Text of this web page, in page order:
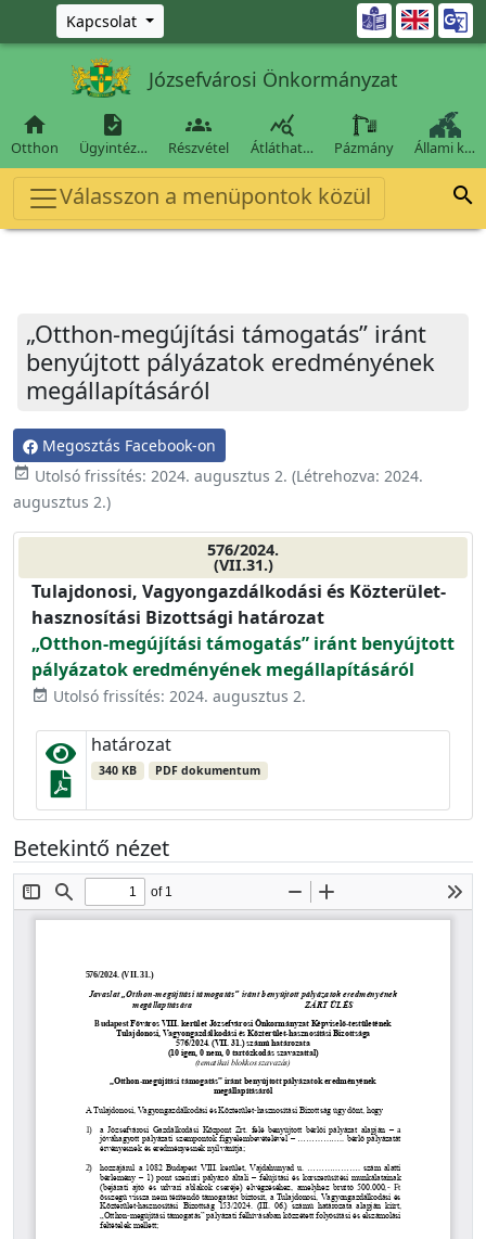
Ugrás a fő tartalomra
Kapcsolat 
Józsefvárosi Önkormányzat

Otthon

Ügyintéz…

Részvétel

Átláthat… Pázmány Állami k…
Válasszon a menüpontok közül 
„Otthon-megújítási támogatás” iránt
benyújtott pályázatok eredményének
megállapításáról
Megosztás Facebook-on
event_available Utolsó frissítés: 2024. augusztus 2. (Létrehozva: 2024.
augusztus 2.)
576/2024.
(VII.31.)
Tulajdonosi, Vagyongazdálkodási és Közterület-
hasznosítási Bizottsági határozat
„Otthon-megújítási támogatás” iránt benyújtott
pályázatok eredményének megállapításáról
event_available Utolsó frissítés: 2024. augusztus 2.
határozat
340 KB PDF dokumentum
Betekintő nézet